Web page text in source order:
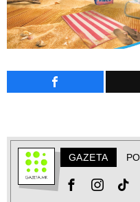
GAZETA